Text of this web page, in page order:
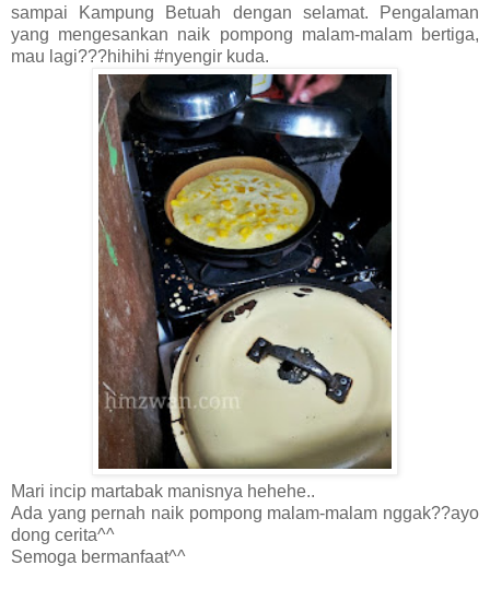
sampai Kampung Betuah dengan selamat. Pengalaman
yang mengesankan naik pompong malam-malam bertiga,
mau lagi???hihihi #nyengir kuda.
Mari incip martabak manisnya hehehe..
Ada yang pernah naik pompong malam-malam nggak??ayo
dong cerita^^
Semoga bermanfaat^^